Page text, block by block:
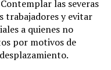
Contemplar las severas
trabajadores y evitar
a quienes no
por motivos de